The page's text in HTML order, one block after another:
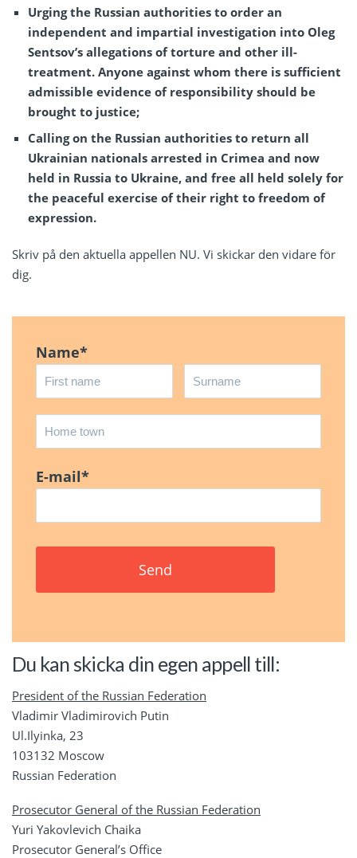
Urging the Russian authorities to order an
independent and impartial investigation into Oleg
Sentsov’s allegations of torture and other ill-
treatment. Anyone against whom there is sufficient
admissible evidence of responsibility should be
brought to justice;
Calling on the Russian authorities to return all
Ukrainian nationals arrested in Crimea and now
held in Russia to Ukraine, and free all held solely for
the peaceful exercise of their right to freedom of
expression.
Skriv på den aktuella appellen NU. Vi skickar den vidare för
dig.
Name*
E-mail*
Du kan skicka din egen appell till:
President of the Russian Federation
Vladimir Vladimirovich Putin
Ul.Ilyinka, 23
103132 Moscow
Russian Federation
Prosecutor General of the Russian Federation
Yuri Yakovlevich Chaika
Prosecutor General’s Office